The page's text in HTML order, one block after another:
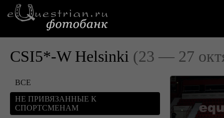
CSI5*-W Helsinki (23 — 27
ВСЕ
НЕ ПРИВЯЗАННЫЕ К
СПОРТСМЕНАМ